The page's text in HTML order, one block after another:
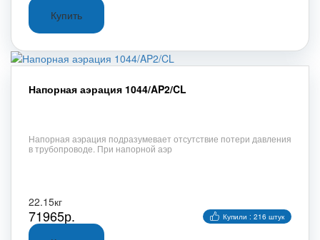
Напорная аэрация 1044/AP2/CL
Напорная аэрация подразумевает отсутствие потери давления
в трубопроводе. При напорной аэр
22.15кг
71965р. Купили : 216 штук